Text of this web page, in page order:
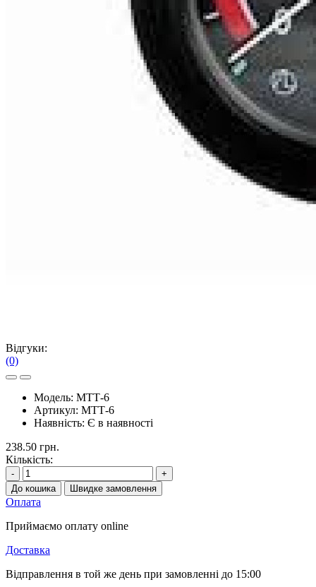
Відгуки:
(0)
Модель: МТТ-6
Артикул: МТТ-6
Наявність: Є в наявності
238.50 грн.
Кількість:
-
+
До кошика
Швидке замовлення
Оплата
Приймаємо оплату online
Доставка
Відправлення в той же день при замовленні до 15:00